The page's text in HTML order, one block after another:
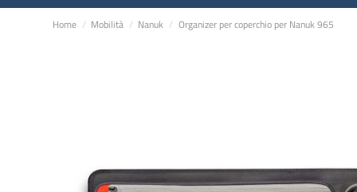
Home Mobilità Nanuk Organizer per coperchio per Nanuk 965